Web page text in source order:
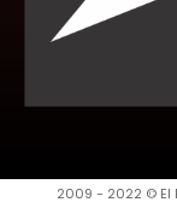
2009 - 2022 © El